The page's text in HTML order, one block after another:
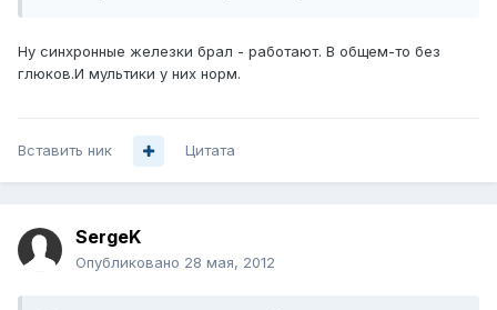
Ну синхронные железки брал - работают. В общем-то без
глюков.И мультики у них норм.
Вставить ник Цитата
SergeK
Опубликовано 28 мая, 2012